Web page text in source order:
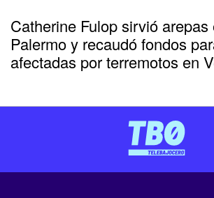
Catherine Fulop sirvió arepas
Palermo y recaudó fondos
afectadas por terremotos en